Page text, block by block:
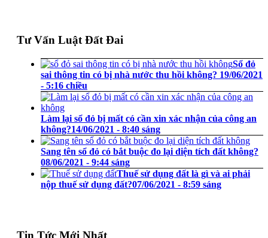
Tư Vấn Luật Đất Đai
Sổ đỏ
sai thông tin có bị nhà nước thu hồi không? 19/06/2021
- 5:16 chiều
Làm lại sổ đỏ bị mất có cần xin xác nhận của công an
không?14/06/2021 - 8:40 sáng
Sang tên sổ đỏ có bắt buộc đo lại diện tích đất không?
08/06/2021 - 9:44 sáng
Thuế sử dụng đất là gì và ai phải
nộp thuế sử dụng đất?07/06/2021 - 8:59 sáng
Tin Tức Mới Nhất